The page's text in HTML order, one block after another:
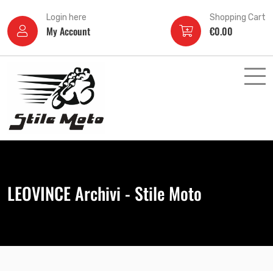
Login here
My Account
Shopping Cart
€0.00
LEOVINCE Archivi - Stile Moto